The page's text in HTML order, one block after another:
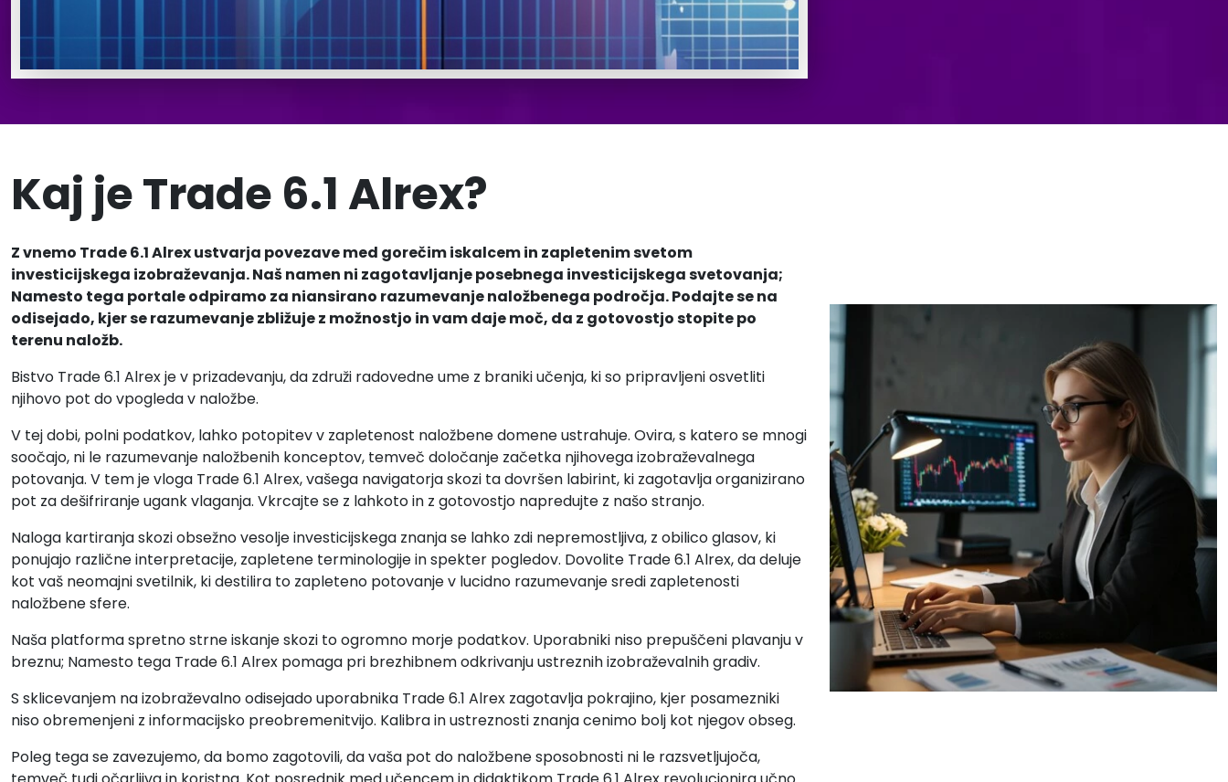
Kaj je Trade 6.1 Alrex?
Z vnemo Trade 6.1 Alrex ustvarja povezave med gorečim iskalcem in zapletenim svetom
investicijskega izobraževanja. Naš namen ni zagotavljanje posebnega investicijskega svetovanja;
Namesto tega portale odpiramo za niansirano razumevanje naložbenega področja. Podajte se na
odisejado, kjer se razumevanje zbližuje z možnostjo in vam daje moč, da z gotovostjo stopite po
terenu naložb.
Bistvo Trade 6.1 Alrex je v prizadevanju, da združi radovedne ume z braniki učenja, ki so pripravljeni osvetliti
njihovo pot do vpogleda v naložbe.
V tej dobi, polni podatkov, lahko potopitev v zapletenost naložbene domene ustrahuje. Ovira, s katero se mnogi
soočajo, ni le razumevanje naložbenih konceptov, temveč določanje začetka njihovega izobraževalnega
potovanja. V tem je vloga Trade 6.1 Alrex, vašega navigatorja skozi ta dovršen labirint, ki zagotavlja organizirano
pot za dešifriranje ugank vlaganja. Vkrcajte se z lahkoto in z gotovostjo napredujte z našo stranjo.
Naloga kartiranja skozi obsežno vesolje investicijskega znanja se lahko zdi nepremostljiva, z obilico glasov, ki
ponujajo različne interpretacije, zapletene terminologije in spekter pogledov. Dovolite Trade 6.1 Alrex, da deluje
kot vaš neomajni svetilnik, ki destilira to zapleteno potovanje v lucidno razumevanje sredi zapletenosti
naložbene sfere.
Naša platforma spretno strne iskanje skozi to ogromno morje podatkov. Uporabniki niso prepuščeni plavanju v
breznu; Namesto tega Trade 6.1 Alrex pomaga pri brezhibnem odkrivanju ustreznih izobraževalnih gradiv.
S sklicevanjem na izobraževalno odisejado uporabnika Trade 6.1 Alrex zagotavlja pokrajino, kjer posamezniki
niso obremenjeni z informacijsko preobremenitvijo. Kalibra in ustreznosti znanja cenimo bolj kot njegov obseg.
Poleg tega se zavezujemo, da bomo zagotovili, da vaša pot do naložbene sposobnosti ni le razsvetljujoča,